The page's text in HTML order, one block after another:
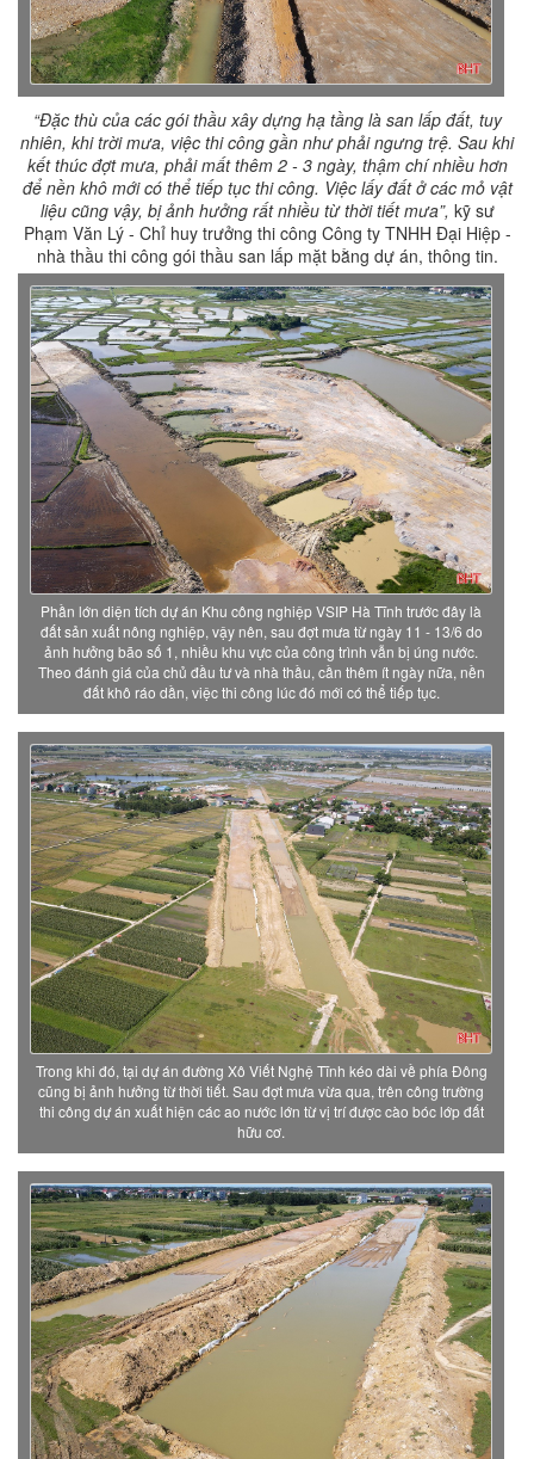
“Đặc thù của các gói thầu xây dựng hạ tầng là san lấp đất, tuy
nhiên, khi trời mưa, việc thi công gần như phải ngưng trệ. Sau khi
kết thúc đợt mưa, phải mất thêm 2 - 3 ngày, thậm chí nhiều hơn
để nền khô mới có thể tiếp tục thi công. Việc lấy đất ở các mỏ vật
liệu cũng vậy, bị ảnh hưởng rất nhiều từ thời tiết mưa”, kỹ sư
Phạm Văn Lý - Chỉ huy trưởng thi công Công ty TNHH Đại Hiệp -
nhà thầu thi công gói thầu san lấp mặt bằng dự án, thông tin.
Phần lớn diện tích dự án Khu công nghiệp VSIP Hà Tĩnh trước đây là
đất sản xuất nông nghiệp, vậy nên, sau đợt mưa từ ngày 11 - 13/6 do
ảnh hưởng bão số 1, nhiều khu vực của công trình vẫn bị úng nước.
Theo đánh giá của chủ đầu tư và nhà thầu, cần thêm ít ngày nữa, nền
đất khô ráo dần, việc thi công lúc đó mới có thể tiếp tục.
Trong khi đó, tại dự án đường Xô Viết Nghệ Tĩnh kéo dài về phía Đông
cũng bị ảnh hưởng từ thời tiết. Sau đợt mưa vừa qua, trên công trường
thi công dự án xuất hiện các ao nước lớn từ vị trí được cào bóc lớp đất
hữu cơ.